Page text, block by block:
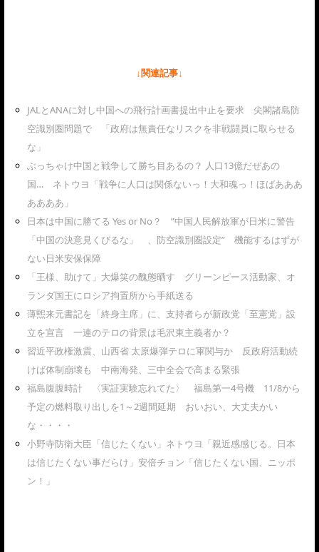
↓関連記事↓
JALとANAに対し中国への飛行計画書提出中止を要求 尖閣諸島防
空識別圏問題で 「政府は無責任なリスクを非戦闘員に取らせる
な」
ぶっちゃけ中国と戦争して勝ち目あるの？ 人口13億だぜあの
国… ネトウヨ「戦争に人口は関係ないっ！大和魂っ！ほばあああ
ああああ」
日本は中国に勝てる Yes or No？ ”中国人民解放軍が日米に警告
「中国の決意見くびるな」 、防空識別圏設定” 機能するはずが
ない日米安保保障
「王様、助けて」大爆笑の醜態晒す グリーンピース活動家、オ
ランダ国王にロシア拘置所から手紙送る
薄煕来元書記を「終身主席」に、支持者らが新政党「至憲党」設
立を宣言 一連のテロの背景は毛沢東主義者か？
習近平政権激震、山西省 太原爆弾テロに軍関与か 反政府活動続
けば体制崩壊も 中南海発、三中全会で高まる緊張
福島腹腹時計 〈実証実験忘れてた〉 福島第一4号機 11/8から
予定の燃料取り出しを1～2週間延期 おいおい、大丈夫かい
な・・・・
小野寺防衛大臣「信じたくない」ネトウヨ「親近感感じる。日本
は信じたくない事だらけ」安倍チョン「信じたくない国、ニッポ
ン！」